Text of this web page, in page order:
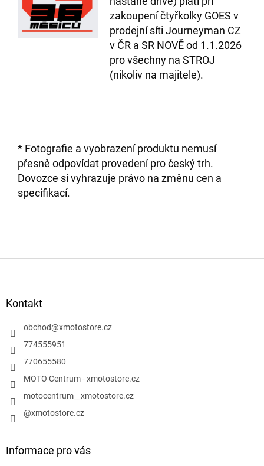
zakoupení čtyřkolky GOES v
prodejní síti Journeyman CZ
v ČR a SR NOVĚ od 1.1.2026
pro všechny na STROJ
(nikoliv na majitele).
* Fotografie a vyobrazení produktu nemusí
přesně odpovídat provedení pro český trh.
Dovozce si vyhrazuje právo na změnu cen a
specifikací.
Kontakt
obchod@xmotostore.cz
774555951
770655580
MOTO Centrum - xmotostore.cz
motocentrum__xmotostore.cz
@xmotostore.cz
Informace pro vás